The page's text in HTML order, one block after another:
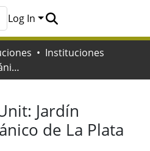
All of Naturalis
Statistics
Log In
Instituciones
Jardín Zoológico y Botánico de La Plata
Jardín
de La Plata